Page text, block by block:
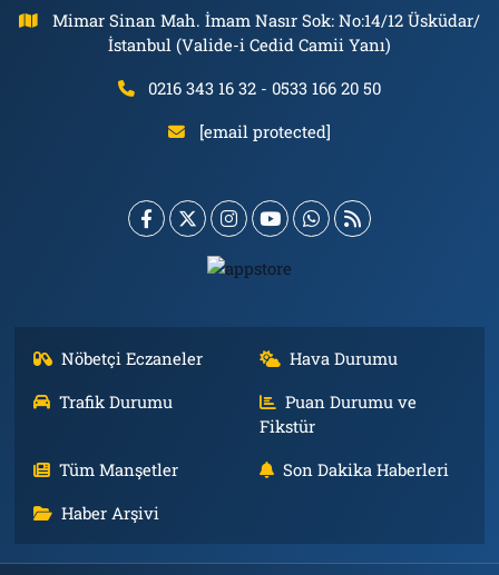
Mimar Sinan Mah. İmam Nasır Sok: No:14/12 Üsküdar/
İstanbul (Valide-i Cedid Camii Yanı)
0216 343 16 32 - 0533 166 20 50
[email protected]
Nöbetçi Eczaneler
Hava Durumu
Trafik Durumu
Puan Durumu ve
Fikstür
Tüm Manşetler
Son Dakika Haberleri
Haber Arşivi